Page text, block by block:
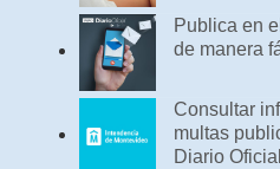
Publica en
de manera
Consultar
multas
Diario Oficial